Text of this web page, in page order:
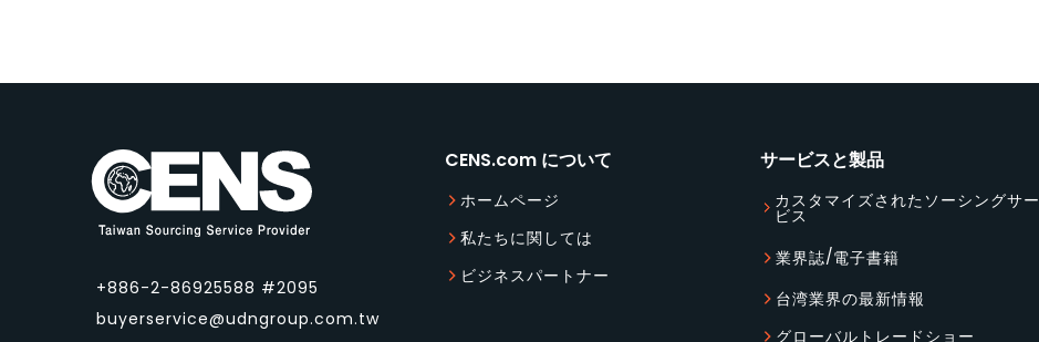
+886-2-86925588 #2095
buyerservice@udngroup.com.tw
CENS.com について
ホームページ
私たちに関しては
ビジネスパートナー
サービスと製品
カスタマイズされたソーシングサー
ビス
業界誌/電子書籍
台湾業界の最新情報
グローバルトレードショー